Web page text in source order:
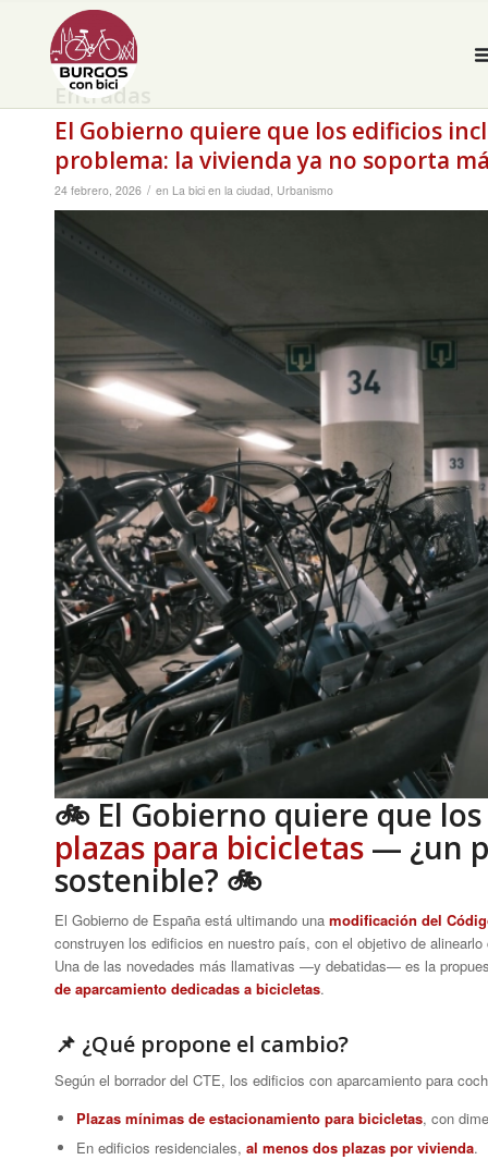
Entradas
El Gobierno quiere que los edificios
problema: la vivienda ya no soporta
24 febrero, 2026 / en La bici en la ciudad, Urbanismo
🚲 El Gobierno quiere que los
plazas para bicicletas — ¿un
sostenible? 🚲
El Gobierno de España está ultimando una modificación del
construyen los edificios en nuestro país, con el objetivo de
Una de las novedades más llamativas —y debatidas— es la
de aparcamiento dedicadas a bicicletas.
📌 ¿Qué propone el cambio?
Según el borrador del CTE, los edificios con aparcamiento para
Plazas mínimas de estacionamiento para bicicletas, con
En edificios residenciales, al menos dos plazas por vivienda.